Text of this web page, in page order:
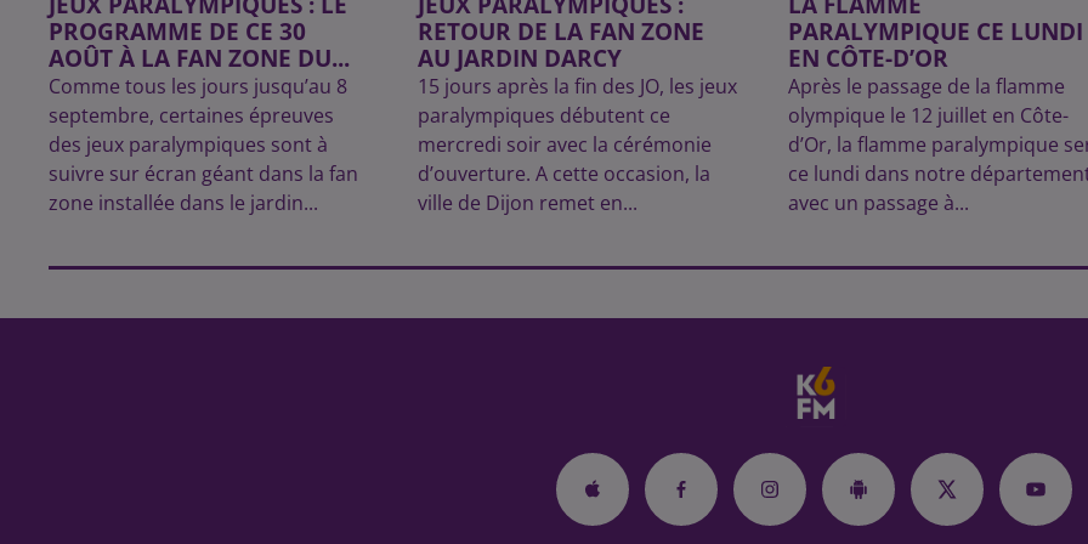
PROGRAMME DE CE 30
AOÛT À LA FAN ZONE DU...
Comme tous les jours jusqu’au 8
septembre, certaines épreuves
des jeux paralympiques sont à
suivre sur écran géant dans la fan
zone installée dans le jardin...
RETOUR DE LA FAN ZONE
AU JARDIN DARCY
15 jours après la fin des JO, les jeux
paralympiques débutent ce
mercredi soir avec la cérémonie
d’ouverture. A cette occasion, la
ville de Dijon remet en...
PARALYMPIQUE CE LUNDI
EN CÔTE-D’OR
Après le passage de la flamme
olympique le 12 juillet en Côte-
d’Or, la flamme paralympique
ce lundi dans notre
avec un passage à...